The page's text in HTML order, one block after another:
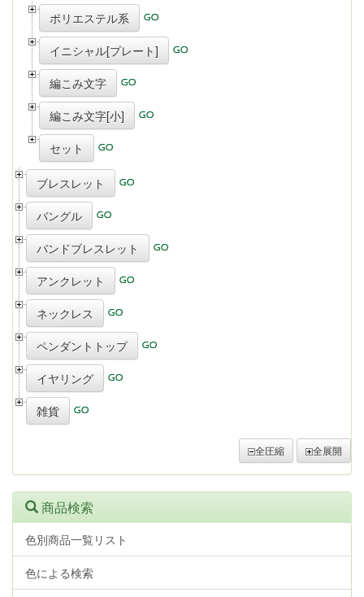
ポリエステル系
イニシャル[プレート]
編こみ文字
編こみ文字[小]
セット
ブレスレット
バングル
バンドブレスレット
アンクレット
ネックレス
ペンダントトップ
イヤリング
雑貨
全圧縮 全展開
商品検索
色別商品一覧リスト
色による検索